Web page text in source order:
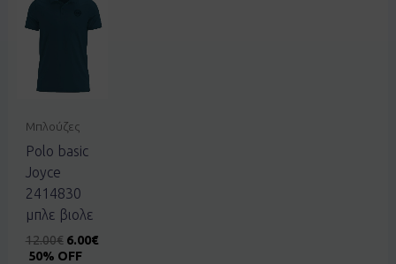
Μπλούζες
Polo basic
Joyce
2414830
μπλε βιολε
12.00€ 6.00€
50% OFF